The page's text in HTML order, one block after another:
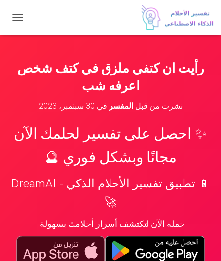
ب
ارأيت ان كتفي ملزق في كتف شخص
اعرفه شب
نشرت من قبلالمفسر في 30 سبتمبر، 2023
✨ احصل على تفسير لحلمك الآن
مجانًا وبشكل فوري 🔮
📱 تطبيق تفسير الأحلام الذكي - DreamAI
🚀
حمله الآن لتكتشف أسرار أحلامك بسهولة !